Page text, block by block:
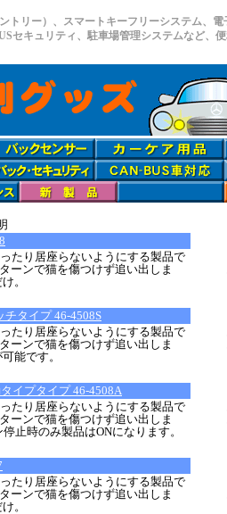
トリー）、スマートキーフリーシステム、電
セキュリティ、駐車場管理システムなど、
たり居座らないようにする製品で
ーンで猫を傷つけず追い出しま
。
タイプ 46-4508S
たり居座らないようにする製品で
ーンで猫を傷つけず追い出しま
能です。
イプタイプ 46-4508A
たり居座らないようにする製品で
ーンで猫を傷つけず追い出しま
止時のみ製品はONになります。
たり居座らないようにする製品で
ーンで猫を傷つけず追い出しま
。